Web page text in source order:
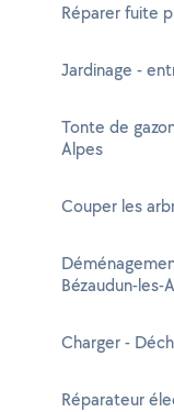
Réparer fuite
Jardinage -
Tonte de
Alpes
Couper les
Bézaudun-les-
Charger -
Réparateur